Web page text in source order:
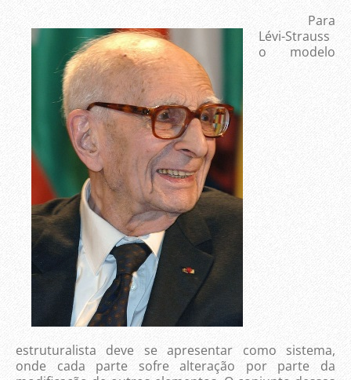
Para
Lévi-Strauss
o modelo
estruturalista deve se apresentar como sistema,
onde cada parte sofre alteração por parte da